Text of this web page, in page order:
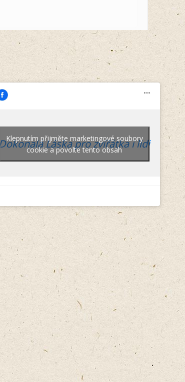
Dokonalá Láska pro zvířátka i lidi
Klepnutím přijměte marketingové soubory
cookie a povolte tento obsah